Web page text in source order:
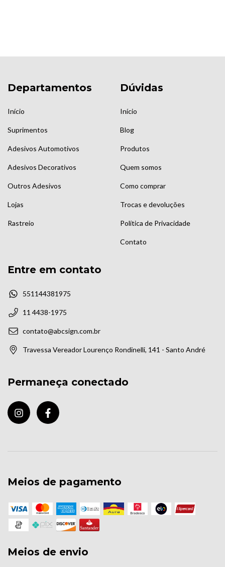
Departamentos
Início
Suprimentos
Adesivos Automotivos
Adesivos Decorativos
Outros Adesivos
Lojas
Rastreio
Dúvidas
Início
Blog
Produtos
Quem somos
Como comprar
Trocas e devoluções
Política de Privacidade
Contato
Entre em contato
551144381975
11 4438-1975
contato@abcsign.com.br
Travessa Vereador Lourenço Rondinelli, 141 - Santo André
Permaneça conectado
Meios de pagamento
Meios de envio